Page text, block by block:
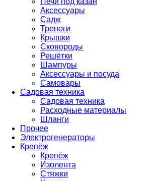
Аксессуары
Садж
Треноги
Крышки
Сковороды
Решётки
Шампуры
Аксессуары и посуда
Самовары
Садовая техника
Садовая техника
Расходные материалы
Шланги
Прочее
Электрогенераторы
Крепёж
Крепёж
Изолента
Стяжки